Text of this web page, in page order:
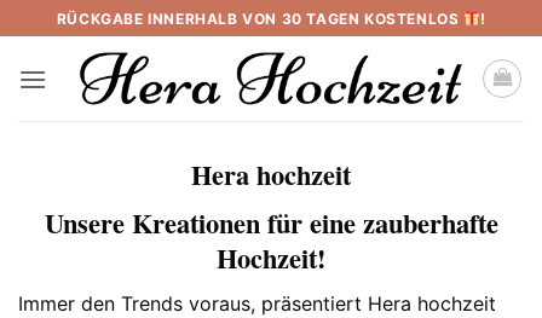
to
content
RÜCKGABE INNERHALB VON 30 TAGEN KOSTENLOS !
Hera hochzeit
Unsere Kreationen für eine zauberhafte
Hochzeit!
Immer den Trends voraus, präsentiert Hera hochzeit